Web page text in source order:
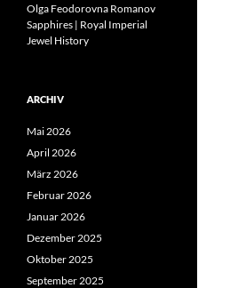
Olga Feodorovna Romanov
Sapphires | Royal Imperial
Jewel History
ARCHIV
Mai 2026
April 2026
März 2026
Februar 2026
Januar 2026
Dezember 2025
Oktober 2025
September 2025